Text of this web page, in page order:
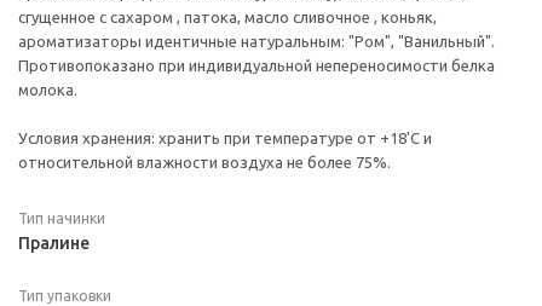
сгущенное с сахаром , патока, масло сливочное , коньяк,
ароматизаторы идентичные натуральным: "Ром", "Ванильный".
Противопоказано при индивидуальной непереносимости белка
молока.
Условия хранения: хранить при температуре от +18'C и
относительной влажности воздуха не более 75%.
Тип начинки
Пралине
Тип упаковки